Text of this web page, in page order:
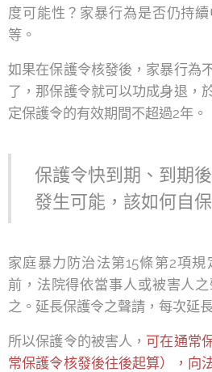
度可能性？家暴行為是否仍持
等。
如果在保護令核發後，家暴行為
了，那保護令就可以功成身退，
定保護令的有效期間不超過2年。
保護令快到期、到期
發生可能，該如何自保
家庭暴力防治法第15條第2項
前，法院得依當事人或被害人
之。延長保護令之聲請，每次延
所以保護令的被害人， 可在通常
常保護令核發後往後起算），向